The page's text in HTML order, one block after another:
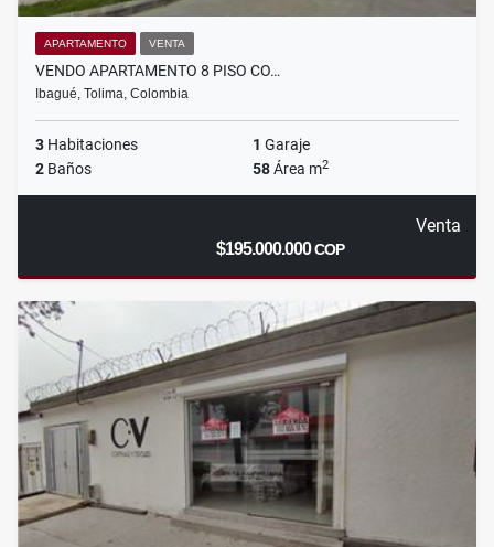
APARTAMENTO VENTA
VENDO APARTAMENTO 8 PISO CO…
Ibagué, Tolima, Colombia
3 Habitaciones 1 Garaje
2 Baños 58Área m2
Venta
$195.000.000COP